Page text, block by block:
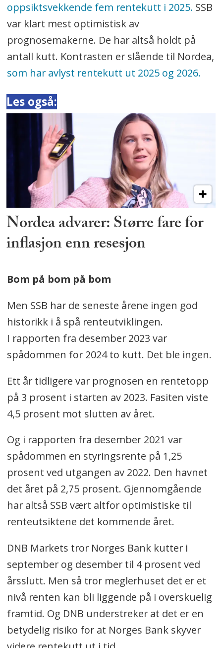
oppsiktsvekkende fem rentekutt i 2025. SSB
var klart mest optimistisk av
prognosemakerne. De har altså holdt på
antall kutt. Kontrasten er slående til Nordea,
som har avlyst rentekutt ut 2025 og 2026.
Les også:
Nordea advarer: Større fare for
inflasjon enn resesjon
Bom på bom på bom
Men SSB har de seneste årene ingen god
historikk i å spå renteutviklingen.
I rapporten fra desember 2023 var
spådommen for 2024 to kutt. Det ble ingen.
Ett år tidligere var prognosen en rentetopp
på 3 prosent i starten av 2023. Fasiten viste
4,5 prosent mot slutten av året.
Og i rapporten fra desember 2021 var
spådommen en styringsrente på 1,25
prosent ved utgangen av 2022. Den havnet
det året på 2,75 prosent. Gjennomgående
har altså SSB vært altfor optimistiske til
renteutsiktene det kommende året.
DNB Markets tror Norges Bank kutter i
september og desember til 4 prosent ved
årsslutt. Men så tror meglerhuset det er et
nivå renten kan bli liggende på i overskuelig
framtid. Og DNB understreker at det er en
betydelig risiko for at Norges Bank skyver